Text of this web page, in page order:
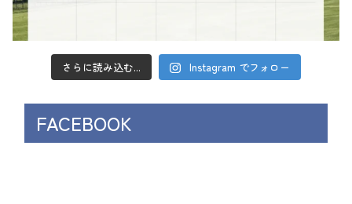
さらに読み込む... Instagram でフォロー
FACEBOOK